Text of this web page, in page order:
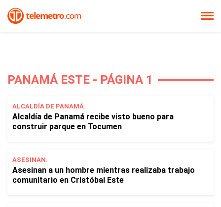
PANAMÁ ESTE - PÁGINA 1
ALCALDÍA DE PANAMÁ.
Alcaldía de Panamá recibe visto bueno para
construir parque en Tocumen
ASESINAN.
Asesinan a un hombre mientras realizaba trabajo
comunitario en Cristóbal Este